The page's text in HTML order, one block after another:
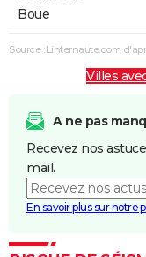
Boue
Source : Linternaute.com
Villes
A ne pas
Recevez nos
mail.
En savoir plus sur notre